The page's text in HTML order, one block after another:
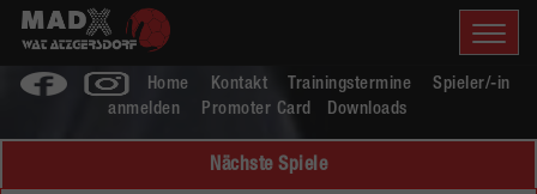
Home Kontakt Trainingstermine
Spieler/-in
anmelden
Promoter Card Downloads
Nächste Spiele